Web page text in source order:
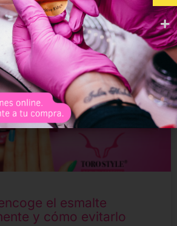
el esmalte
y cómo evitarlo